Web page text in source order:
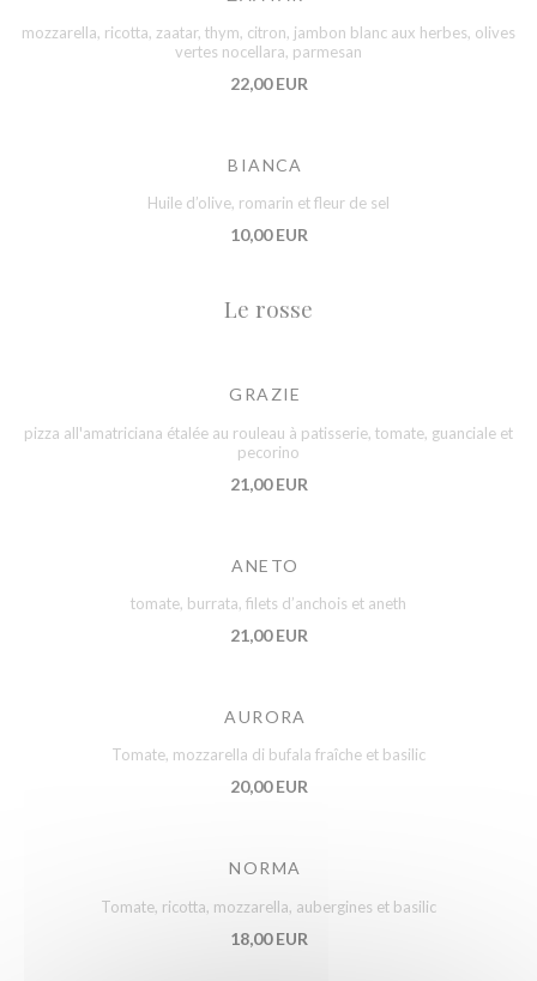
mozzarella, ricotta, zaatar, thym, citron, jambon blanc aux herbes, olives
vertes nocellara, parmesan
22,00 EUR
BIANCA
Huile d’olive, romarin et fleur de sel
10,00 EUR
Le rosse
GRAZIE
pizza all'amatriciana étalée au rouleau à patisserie, tomate, guanciale et
pecorino
21,00 EUR
ANETO
tomate, burrata, filets d’anchois et aneth
21,00 EUR
AURORA
Tomate, mozzarella di bufala fraîche et basilic
20,00 EUR
NORMA
Tomate, ricotta, mozzarella, aubergines et basilic
18,00 EUR